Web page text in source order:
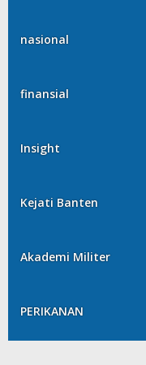
nasional
finansial
Insight
Kejati Banten
Akademi Militer
PERIKANAN